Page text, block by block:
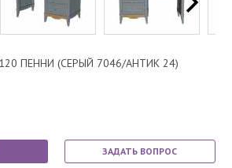
ПЕННИ (СЕРЫЙ 7046/АНТИК 24)
ЗАДАТЬ ВОПРОС